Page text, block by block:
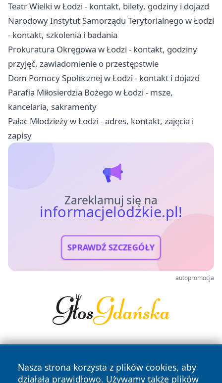
Teatr Wielki w Łodzi - kontakt, bilety, godziny i dojazd
Narodowy Instytut Samorządu Terytorialnego w Łodzi
- kontakt, szkolenia i badania
Prokuratura Okręgowa w Łodzi - kontakt, godziny
przyjęć, zawiadomienie o przestępstwie
Dom Pomocy Społecznej w Łodzi - kontakt i dojazd
Parafia Miłosierdzia Bożego w Łodzi - msze,
kancelaria, sakramenty
Pałac Młodzieży w Łodzi - adres, kontakt, zajęcia i
zapisy
Zareklamuj się na
informacjelodzkie.pl!
SPRAWDŹ SZCZEGÓŁY
autopromocja
Nasza strona korzysta z plików cookies, aby
działała prawidłowo. Używamy także plików